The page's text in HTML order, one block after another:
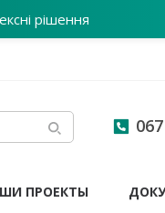
рішення
ПРОЕКТЫ